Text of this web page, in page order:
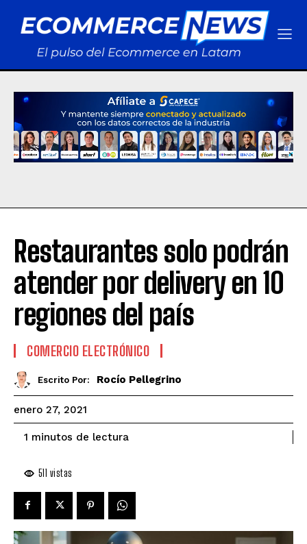
Restaurantes solo podrán
atender por delivery en 10
regiones del país
COMERCIO ELECTRÓNICO
Escrito Por: Rocío Pellegrino
enero 27, 2021
1 minutos de lectura
511 vistas